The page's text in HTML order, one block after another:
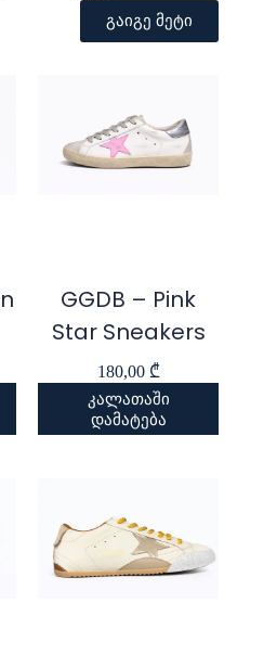
გაიგე მეტი
GGDB – Pink
Star Sneakers
180,00 ₾
კალათაში
დამატება